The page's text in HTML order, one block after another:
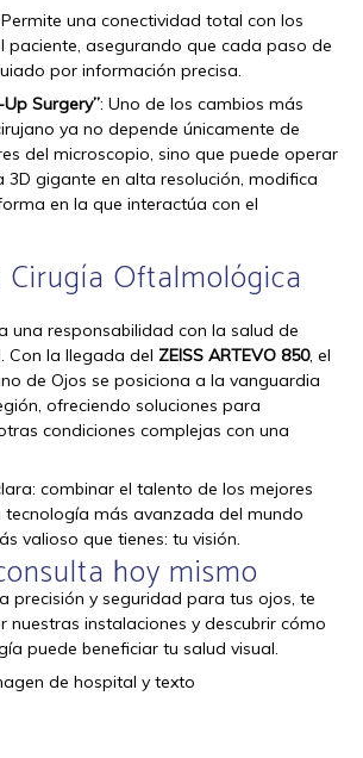
Permite una conectividad total con los
paciente, asegurando que cada paso de
por información precisa.
Surgery”: Uno de los cambios más
ya no depende únicamente de
del microscopio, sino que puede operar
3D gigante en alta resolución, modifica
en la que interactúa con el
Cirugía Oftalmológica
una responsabilidad con la salud de
Con la llegada del ZEISS ARTEVO 850, el
de Ojos se posiciona a la vanguardia
ofreciendo soluciones para
condiciones complejas con una
combinar el talento de los mejores
tecnología más avanzada del mundo
valioso que tienes: tu visión.
hoy mismo
precisión y seguridad para tus ojos, te
nuestras instalaciones y descubrir cómo
puede beneficiar tu salud visual.